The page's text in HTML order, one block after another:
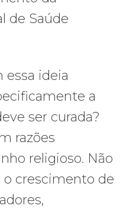
de Saúde
essa ideia
a
ser curada?
razões
religioso. Não
crescimento de